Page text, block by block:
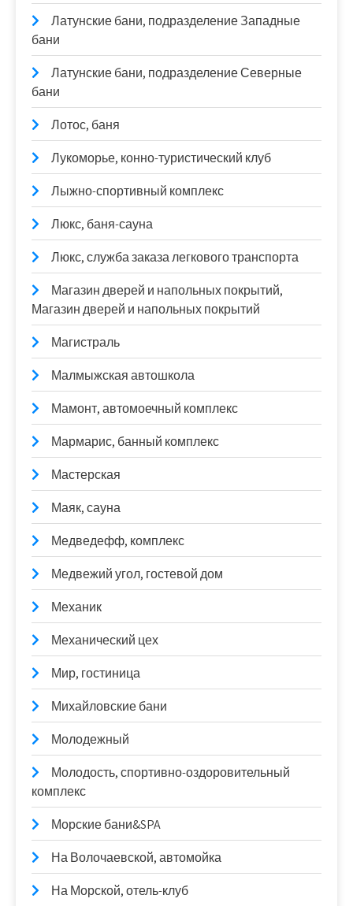
Латунские бани, подразделение Западные
бани
Латунские бани, подразделение Северные
бани
Лотос, баня
Лукоморье, конно-туристический клуб
Лыжно-спортивный комплекс
Люкс, баня-сауна
Люкс, служба заказа легкового транспорта
Магазин дверей и напольных покрытий,
Магазин дверей и напольных покрытий
Магистраль
Малмыжская автошкола
Мамонт, автомоечный комплекс
Мармарис, банный комплекс
Мастерская
Маяк, сауна
Медведефф, комплекс
Медвежий угол, гостевой дом
Механик
Механический цех
Мир, гостиница
Михайловские бани
Молодежный
Молодость, спортивно-оздоровительный
комплекс
Морские бани&SPA
На Волочаевской, автомойка
На Морской, отель-клуб